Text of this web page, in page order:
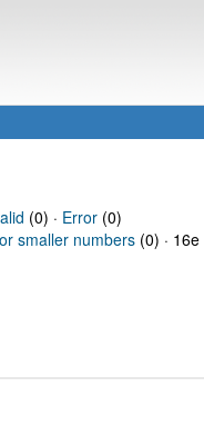
(0) · Error(0)
smaller numbers (0) ·